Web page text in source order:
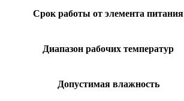
Срок работы от элемента питания
Диапазон рабочих температур
Допустимая влажность